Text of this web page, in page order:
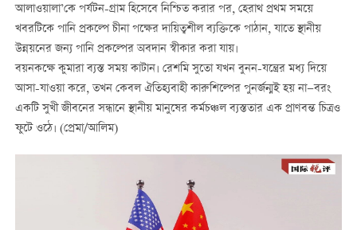
আলাওয়ালা’কে পর্যটন-গ্রাম হিসেবে নিশ্চিত করার পর, হেরাথ প্রথম সময়ে
খবরটিকে পানি প্রকল্পে চীনা পক্ষের দায়িত্বশীল ব্যক্তিকে পাঠান, যাতে স্থানীয়
উন্নয়নের জন্য পানি প্রকল্পের অবদান স্বীকার করা যায়।
বয়নকক্ষে কুমারা ব্যস্ত সময় কাটান। রেশমি সুতো যখন বুনন-যন্ত্রের মধ্য দিয়ে
আসা-যাওয়া করে, তখন কেবল ঐতিহ্যবাহী কারুশিল্পের পুনর্জন্মই হয় না—বরং
একটি সুখী জীবনের সন্ধানে স্থানীয় মানুষের কর্মচঞ্চল ব্যস্ততার এক প্রাণবন্ত চিত্রও
ফুটে ওঠে। (প্রেমা/আলিম)